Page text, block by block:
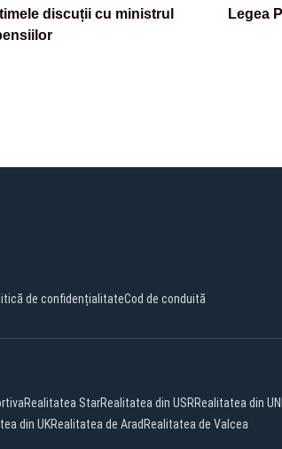
discuții cu ministrul
Legea
de confidențialitateCod de conduită
Realitatea StarRealitatea din USRRealitatea din
din UKRealitatea de Arad Realitatea de Valcea